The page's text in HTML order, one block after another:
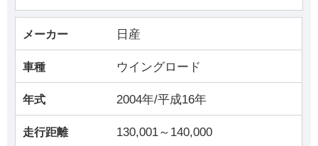
メーカー 日産
車種 ウイングロード
年式 2004年/平成16年
走行距離 130,001～140,000